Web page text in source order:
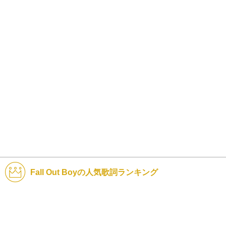
Fall Out Boyの人気歌詞ランキング